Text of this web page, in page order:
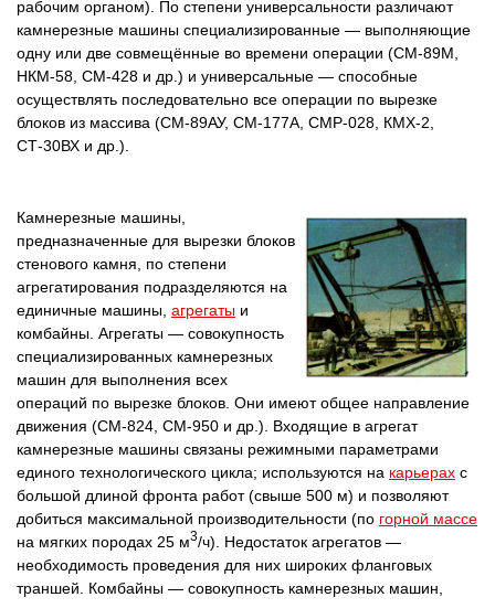
рабочим органом). По степени универсальности различают
камнерезные машины специализированные — выполняющие
одну или две совмещённые во времени операции (СМ-89М,
НКМ-58, СМ-428 и др.) и универсальные — способные
осуществлять последовательно все операции по вырезке
блоков из массива (СМ-89АУ, СМ-177А, СМР-028, КМХ-2,
СТ-30ВХ и др.).
Камнерезные машины,
предназначенные для вырезки блоков
стенового камня, по степени
агрегатирования подразделяются на
единичные машины, агрегаты и
комбайны. Агрегаты — совокупность
специализированных камнерезных
машин для выполнения всех
операций по вырезке блоков. Они имеют общее направление
движения (СМ-824, СМ-950 и др.). Входящие в агрегат
камнерезные машины связаны режимными параметрами
единого технологического цикла; используются на карьерах с
большой длиной фронта работ (свыше 500 м) и позволяют
добиться максимальной производительности (по горной массе
на мягких породах 25 м3/ч). Недостаток агрегатов —
необходимость проведения для них широких фланговых
траншей. Комбайны — совокупность камнерезных машин,